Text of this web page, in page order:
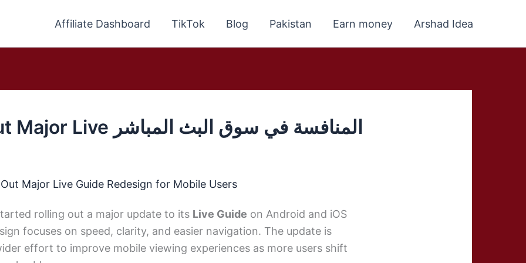
Affiliate Dashboard TikTok Blog Pakistan Earn money Arshad Idea
YouTube TV Rolls Out Major Live المنافسة في سوق البث المباشر
Major Live Guide Redesign for Mobile Users
rolling out a major update to its Live Guide on Android and iOS
focuses on speed, clarity, and easier navigation. The update is
effort to improve mobile viewing experiences as more users shift